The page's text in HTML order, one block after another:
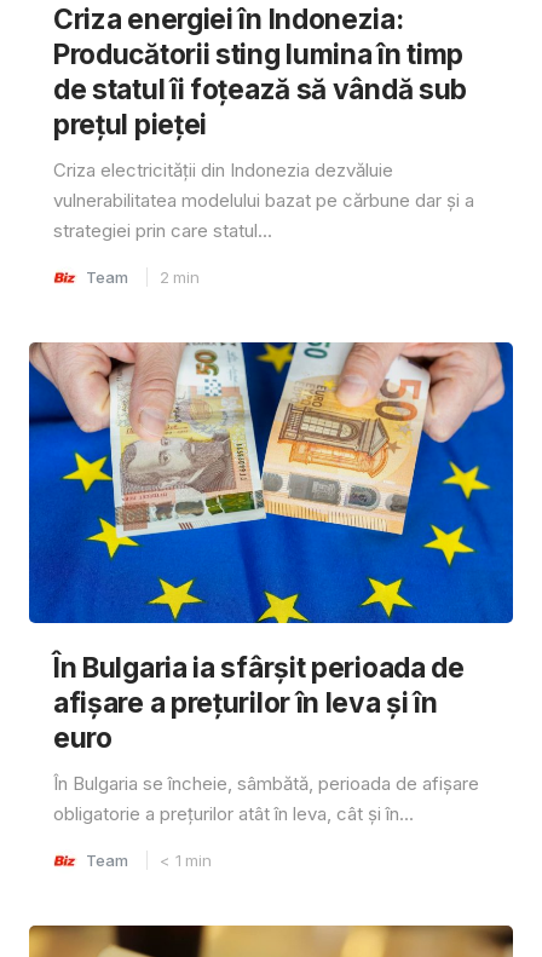
Criza energiei în Indonezia:
Producătorii sting lumina în timp
de statul îi foțează să vândă sub
prețul pieței
Criza electricității din Indonezia dezvăluie
vulnerabilitatea modelului bazat pe cărbune dar și a
strategiei prin care statul...
Team 2 min
În Bulgaria ia sfârşit perioada de
afișare a prețurilor în ​​leva și în
euro
În Bulgaria se încheie, sâmbătă, perioada de afișare
obligatorie a prețurilor atât în ​​leva, cât și în...
Team < 1 min